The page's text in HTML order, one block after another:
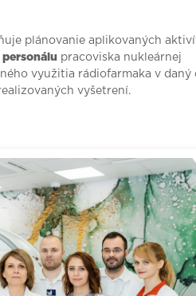
plánovanie aplikovaných
pracoviska nukleárnej
využitia rádiofarmaka v daný
vyšetrení.